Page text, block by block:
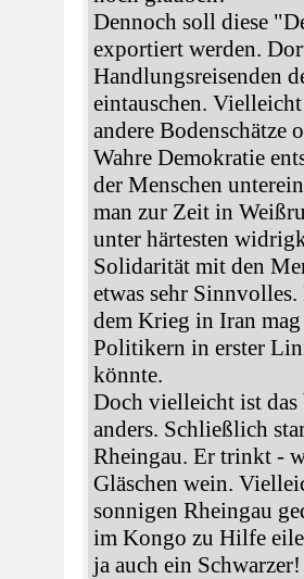
Dennoch soll diese
exportiert werden.
Handlungsreisenden
eintauschen.
andere Bodenschätze
Wahre Demokratie
der Menschen
man zur Zeit in
unter härtesten
Solidarität mit den
etwas sehr
dem Krieg in Iran mag
Politikern in erster
könnte.
Doch vielleicht ist das
anders. Schließlich
Rheingau. Er trinkt -
Gläschen wein.
sonnigen Rheingau
im Kongo zu Hilfe
ja auch ein Schwarzer!